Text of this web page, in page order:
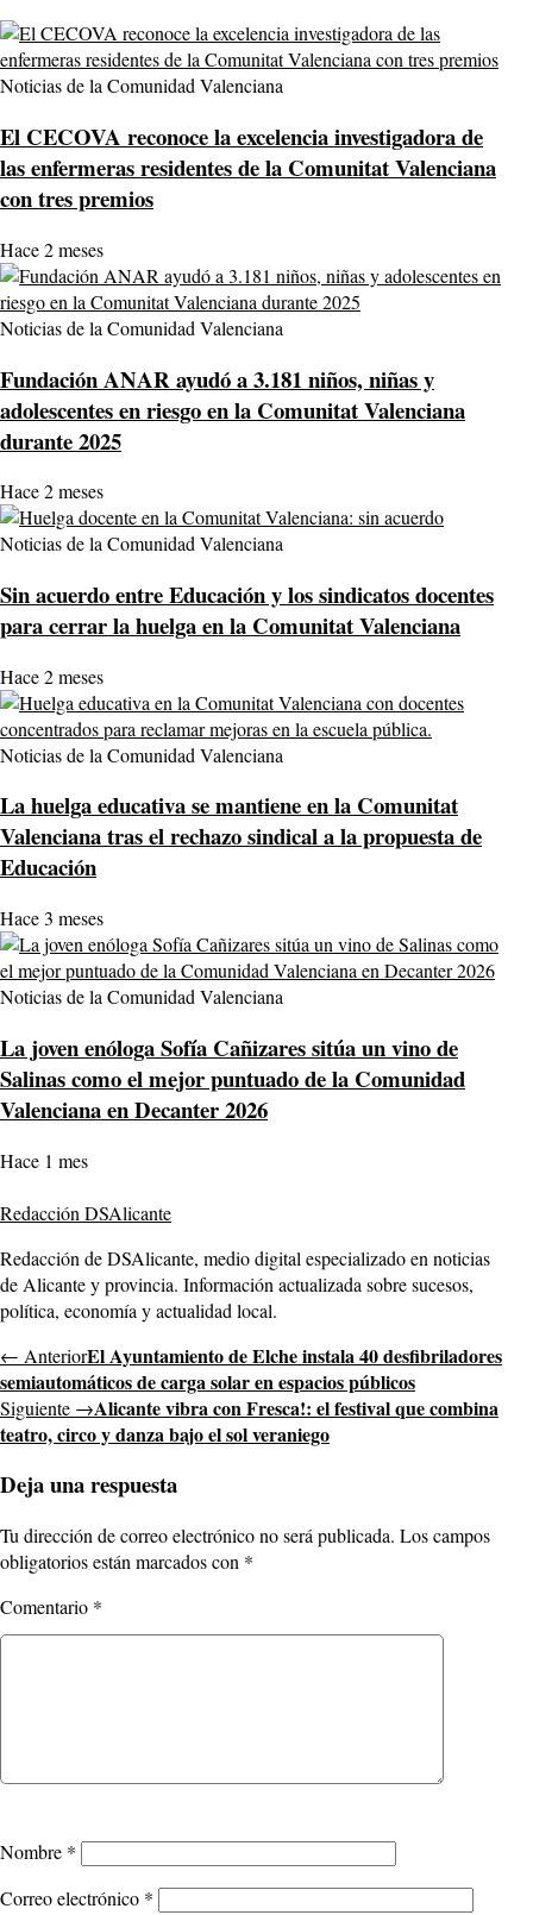
Noticias de la Comunidad Valenciana
El CECOVA reconoce la excelencia investigadora de
las enfermeras residentes de la Comunitat Valenciana
con tres premios
Hace 2 meses
Noticias de la Comunidad Valenciana
Fundación ANAR ayudó a 3.181 niños, niñas y
adolescentes en riesgo en la Comunitat Valenciana
durante 2025
Hace 2 meses
Noticias de la Comunidad Valenciana
Sin acuerdo entre Educación y los sindicatos docentes
para cerrar la huelga en la Comunitat Valenciana
Hace 2 meses
Noticias de la Comunidad Valenciana
La huelga educativa se mantiene en la Comunitat
Valenciana tras el rechazo sindical a la propuesta de
Educación
Hace 3 meses
Noticias de la Comunidad Valenciana
La joven enóloga Sofía Cañizares sitúa un vino de
Salinas como el mejor puntuado de la Comunidad
Valenciana en Decanter 2026
Hace 1 mes
Redacción DSAlicante
Redacción de DSAlicante, medio digital especializado en noticias
de Alicante y provincia. Información actualizada sobre sucesos,
política, economía y actualidad local.
← AnteriorEl Ayuntamiento de Elche instala 40 desfibriladores
semiautomáticos de carga solar en espacios públicos
Siguiente →Alicante vibra con Fresca!: el festival que combina
teatro, circo y danza bajo el sol veraniego
Deja una respuesta
Tu dirección de correo electrónico no será publicada. Los campos
obligatorios están marcados con *
Comentario *
Nombre *
Correo electrónico *